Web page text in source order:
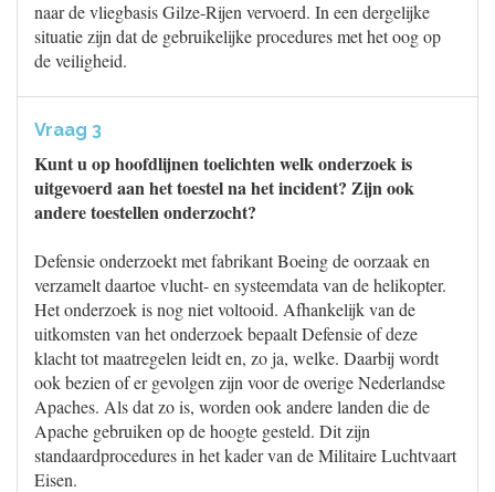
naar de vliegbasis Gilze-Rijen vervoerd. In een dergelijke
situatie zijn dat de gebruikelijke procedures met het oog op
de veiligheid.
Vraag 3
Kunt u op hoofdlijnen toelichten welk onderzoek is
uitgevoerd aan het toestel na het incident? Zijn ook
andere toestellen onderzocht?
Defensie onderzoekt met fabrikant Boeing de oorzaak en
verzamelt daartoe vlucht- en systeemdata van de helikopter.
Het onderzoek is nog niet voltooid. Afhankelijk van de
uitkomsten van het onderzoek bepaalt Defensie of deze
klacht tot maatregelen leidt en, zo ja, welke. Daarbij wordt
ook bezien of er gevolgen zijn voor de overige Nederlandse
Apaches. Als dat zo is, worden ook andere landen die de
Apache gebruiken op de hoogte gesteld. Dit zijn
standaardprocedures in het kader van de Militaire Luchtvaart
Eisen.